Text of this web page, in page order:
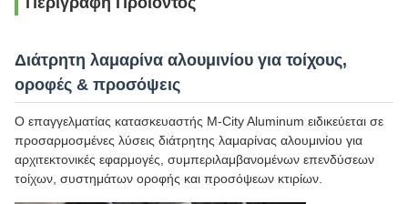
Διάτρητη λαμαρίνα αλουμινίου για τοίχους,
οροφές & προσόψεις
Ο επαγγελματίας κατασκευαστής M-City Aluminum ειδικεύεται σε
προσαρμοσμένες λύσεις διάτρητης λαμαρίνας αλουμινίου για
αρχιτεκτονικές εφαρμογές, συμπεριλαμβανομένων επενδύσεων
τοίχων, συστημάτων οροφής και προσόψεων κτιρίων.